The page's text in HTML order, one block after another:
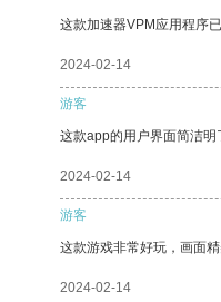
这款加速器VPM应用程序
2024-02-14
游客
这款app的用户界面简洁明
2024-02-14
游客
这款游戏非常好玩，画面精
2024-02-14